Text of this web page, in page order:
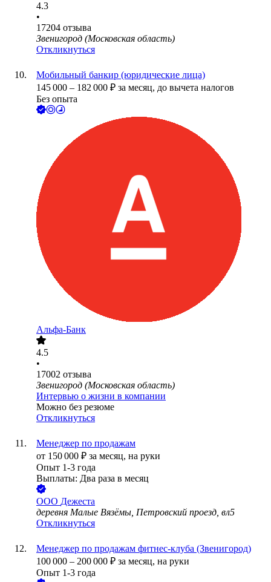
4.3
•
17204 отзыва
Звенигород (Московская область)
Откликнуться
Мобильный банкир (юридические лица)
145 000 – 182 000 ₽ за месяц, до вычета налогов
Без опыта
Альфа-Банк
4.5
•
17002 отзыва
Звенигород (Московская область)
Интервью о жизни в компании
Можно без резюме
Откликнуться
Менеджер по продажам
от 150 000 ₽ за месяц, на руки
Опыт 1-3 года
Выплаты: Два раза в месяц
ООО Дежеста
деревня Малые Вязёмы, Петровский проезд, вл5
Откликнуться
Менеджер по продажам фитнес-клуба (Звенигород)
100 000 – 200 000 ₽ за месяц, на руки
Опыт 1-3 года